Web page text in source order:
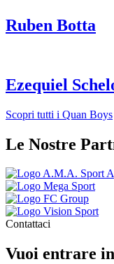
Ruben Botta
Ezequiel
Scopri tutti i Quan Boys
Le Nostre
Contattaci
Vuoi entrare